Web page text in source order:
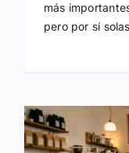
más
pero por sí